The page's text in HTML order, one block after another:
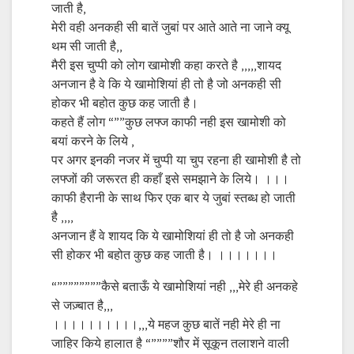
जाती है,
मेरी वही अनकही सी बातें जुबां पर आते आते ना जाने क्यू
थम सी जाती है,,
मैरी इस चुप्पी को लोग खामोशी कहा करते है ,,,,,शायद
अनजान है वे कि ये खामोशियां ही तो है जो अनकही सी
होकर भी बहोत कुछ कह जाती है।
कहते हैं लोग “””कुछ लफ्ज काफी नही इस खामोशी को
बयां करने के लिये ,
पर अगर इनकी नजर में चुप्पी या चुप रहना ही खामोशी है तो
लफ्जों की जरूरत ही कहाँ इसे समझाने के लिये। ।।।
काफी हैरानी के साथ फिर एक बार ये जुबां स्तब्ध हो जाती
है ,,,,
अनजान हैं वे शायद कि ये खामोशियां ही तो है जो अनकही
सी होकर भी बहोत कुछ कह जाती है। ।।।।।।।
“””””””””कैसे बताऊँ ये खामोशियां नही ,,,मेरे ही अनकहे
से जज़्बात है,,,
।।।।।।।।।।,,,ये महज कुछ बातें नही मेरे ही ना
जाहिर किये हालात है “””””शौर में सूकून तलाशने वाली